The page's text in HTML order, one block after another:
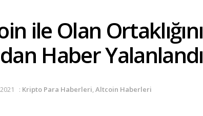
ile Olan Ortaklığını
Haber Yalanlandı
: Kripto Para Haberleri,Altcoin Haberleri